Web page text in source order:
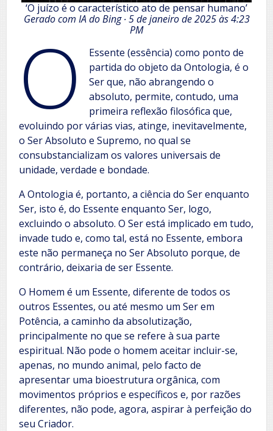
‘O juízo é o característico ato de pensar humano’
Gerado com IA do Bing ∙ 5 de janeiro de 2025 às 4:23
PM
O
Essente (essência) como ponto de
partida do objeto da Ontologia, é o
Ser que, não abrangendo o
absoluto, permite, contudo, uma
primeira reflexão filosófica que,
evoluindo por várias vias, atinge, inevitavelmente,
o Ser Absoluto e Supremo, no qual se
consubstancializam os valores universais de
unidade, verdade e bondade.
A Ontologia é, portanto, a ciência do Ser enquanto
Ser, isto é, do Essente enquanto Ser, logo,
excluindo o absoluto. O Ser está implicado em tudo,
invade tudo e, como tal, está no Essente, embora
este não permaneça no Ser Absoluto porque, de
contrário, deixaria de ser Essente.
O Homem é um Essente, diferente de todos os
outros Essentes, ou até mesmo um Ser em
Potência, a caminho da absolutização,
principalmente no que se refere à sua parte
espiritual. Não pode o homem aceitar incluir-se,
apenas, no mundo animal, pelo facto de
apresentar uma bioestrutura orgânica, com
movimentos próprios e específicos e, por razões
diferentes, não pode, agora, aspirar à perfeição do
seu Criador.